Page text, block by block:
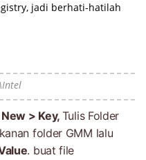
jadi berhati-hatilah
New > Key, Tulis Folder
folder GMM lalu
. buat file